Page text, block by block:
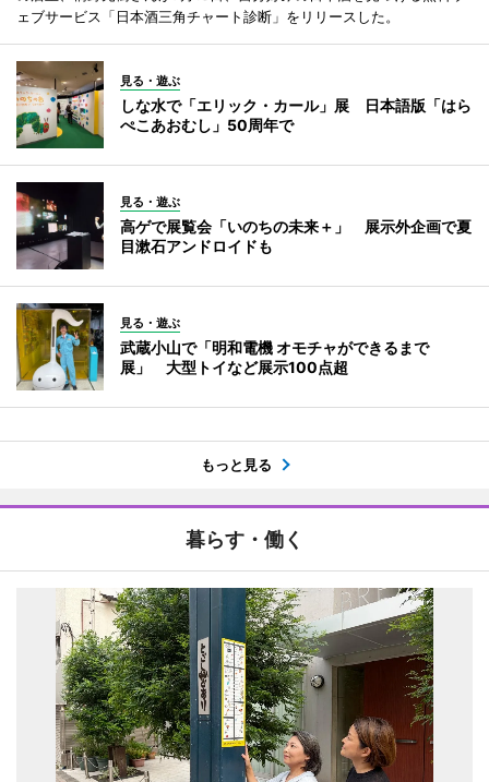
ェブサービス「日本酒三角チャート診断」をリリースした。
見る・遊ぶ
しな水で「エリック・カール」展 日本語版「はら
ぺこあおむし」50周年で
見る・遊ぶ
高ゲで展覧会「いのちの未来＋」 展示外企画で夏
目漱石アンドロイドも
見る・遊ぶ
武蔵小山で「明和電機 オモチャができるまで
展」 大型トイなど展示100点超
もっと見る
暮らす・働く